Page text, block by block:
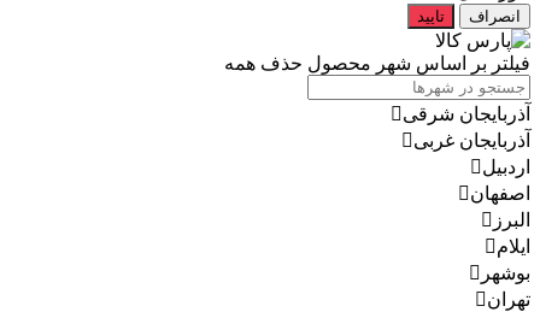
انصراف تایید
فیلتر بر اساس شهر محصول حذف همه
آذربایجان شرقی
آذربایجان غربی
اردبیل
اصفهان
البرز
ایلام
بوشهر
تهران